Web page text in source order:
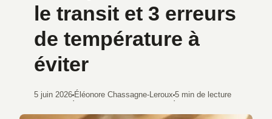
le transit et 3 erreurs
de température à
éviter
5 juin 2026
·
Éléonore Chassagne-Leroux
·
5 min de lecture